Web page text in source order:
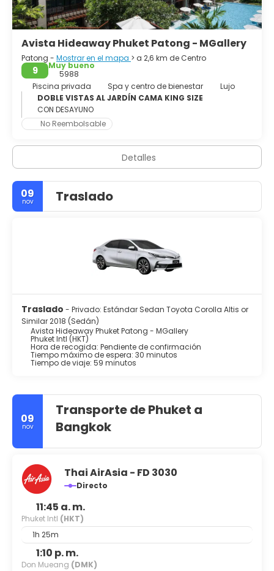
Avista Hideaway Phuket Patong - MGallery
Patong - Mostrar en el mapa > a 2,6 km de Centro
9
Muy bueno
5988
Piscina privada
Spa y centro de bienestar
Lujo
DOBLE VISTAS AL JARDÍN CAMA KING SIZE
CON DESAYUNO
No Reembolsable
Detalles
09
nov Traslado
Traslado - Privado: Estándar Sedan Toyota Corolla Altis or
Similar 2018 (Sedán)
Avista Hideaway Phuket Patong - MGallery
Phuket Intl (HKT)
Hora de recogida: Pendiente de confirmación
Tiempo máximo de espera: 30 minutos
Tiempo de viaje: 59 minutos
09
nov
Transporte de Phuket a
Bangkok
Thai AirAsia - FD 3030
Directo
11:45 a. m.
Phuket Intl (HKT)
1h 25m
1:10 p. m.
Don Mueang (DMK)